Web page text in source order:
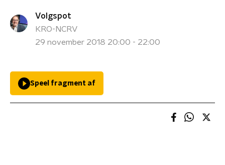
Volgspot
KRO-NCRV
29 november 2018 20:00 - 22:00
Speel fragment af